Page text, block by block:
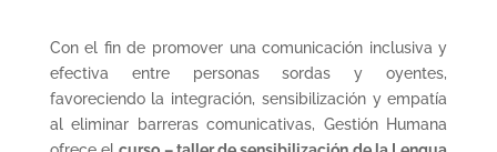
Con el fin de promover una comunicación inclusiva y
efectiva entre personas sordas y oyentes,
favoreciendo la integración, sensibilización y empatía
al eliminar barreras comunicativas, Gestión Humana